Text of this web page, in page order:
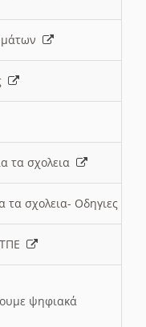
τα σχολεια
τα σχολεια- Οδηγιες
ψηφιακά